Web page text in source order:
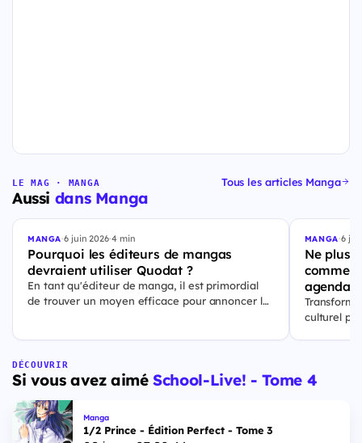
LE MAG · MANGA
Aussi dans Manga
Tous les articles Manga
MANGA·6 juin 2026·4 min
Pourquoi les éditeurs de mangas
devraient utiliser Quodat ?
En tant qu'éditeur de manga, il est primordial
de trouver un moyen efficace pour annoncer les
MANGA·6
Ne plus
agenda
culturel
DÉCOUVRIR
Si vous avez aiméSchool-Live! - Tome 4
Manga
1/2 Prince - Édition Perfect - Tome 3